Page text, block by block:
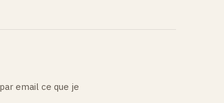
email ce que je